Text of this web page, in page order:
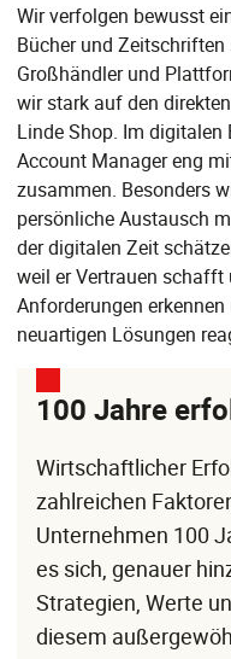
Wir verfolgen bewusst
Bücher und
Großhändler und
wir stark auf den
Linde Shop. Im digitalen
Account Manager eng
zusammen. Besonders
persönliche Austausch
der digitalen Zeit
weil er Vertrauen
Anforderungen
neuartigen Lösungen
100 Jahre
Wirtschaftlicher
zahlreichen
Unternehmen 100
es sich, genauer
Strategien, Werte
diesem